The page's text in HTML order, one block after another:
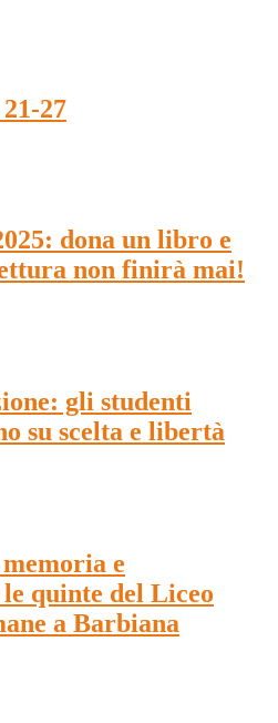
27
dona un libro e
non finirà mai!
gli studenti
su scelta e libertà
e
quinte del Liceo
a Barbiana